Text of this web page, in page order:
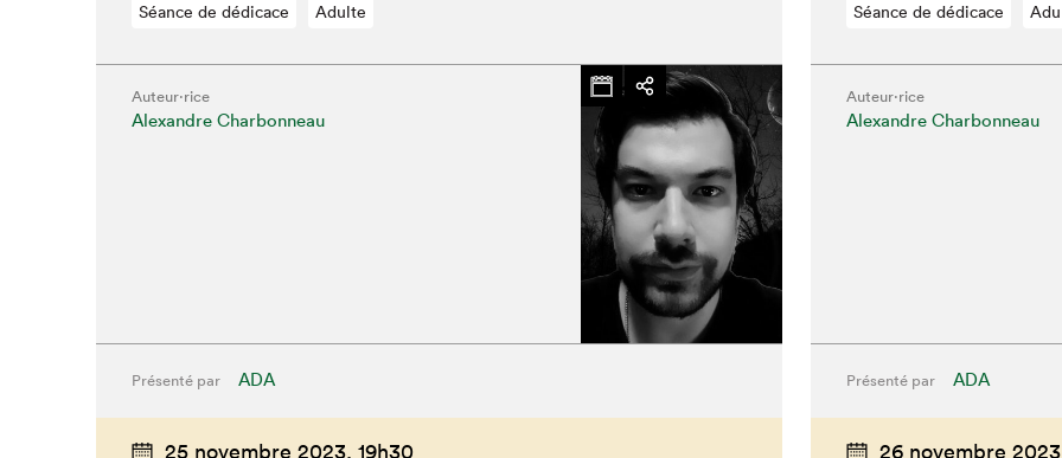
Séance de dédicace Adulte
Auteur·rice
Alexandre Charbonneau
Présenté par ADA
25 novembre 2023, 19h30
Séance de dédicace
Auteur·rice
Alexandre Charbonneau
Présenté par ADA
26 novembre